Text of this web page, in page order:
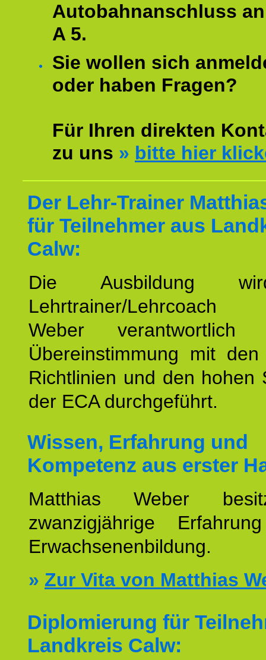
Autobahnanschluss
A 5.
Sie wollen sich
oder haben Fragen?
Für Ihren direkten
zu uns » bitte hier
Der Lehr-Trainer
für Teilnehmer aus
Calw:
Die Ausbildung
Lehrtrainer/Lehrcoach
Weber
Übereinstimmung mit den
Richtlinien und den hohen
der ECA durchgeführt.
Wissen, Erfahrung und
Kompetenz aus erster
Matthias Weber
zwanzigjährige
Erwachsenenbildung.
» Zur Vita von Matthias
Diplomierung für
Landkreis Calw: